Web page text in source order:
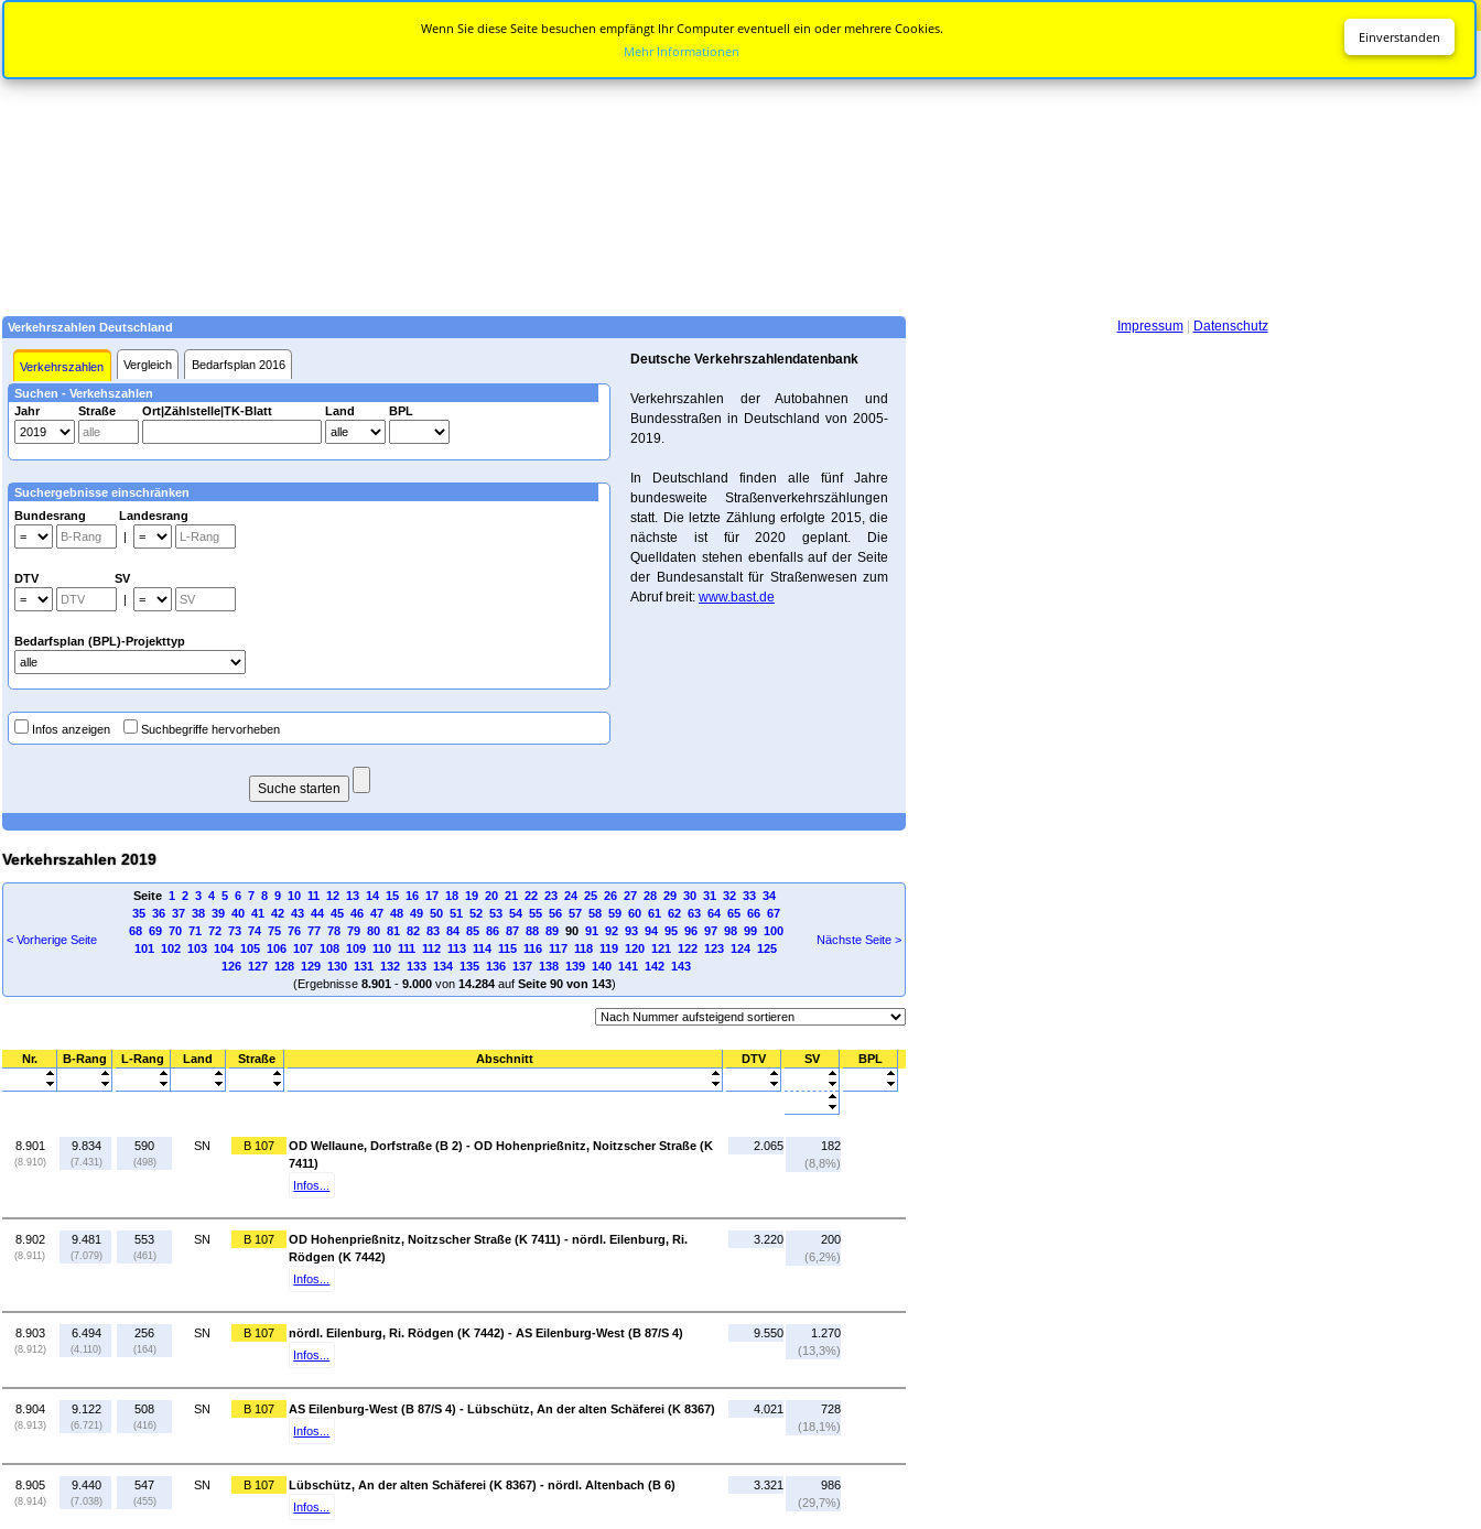
Verkehrszahlen Deutschland
Verkehrszahlen Vergleich Bedarfsplan 2016
Suchen - Verkehszahlen
Jahr
Straße Ort|Zählstelle|TK-Blatt Land BPL
Suchergebnisse einschränken
Bundesrang Landesrang
|
DTV SV
|
Bedarfsplan (BPL)-Projekttyp
Infos anzeigen Suchbegriffe hervorheben
Deutsche Verkehrszahlendatenbank
Verkehrszahlen der Autobahnen und
Bundesstraßen in Deutschland von 2005-
2019.
In Deutschland finden alle fünf Jahre
bundesweite Straßenverkehrszählungen
statt. Die letzte Zählung erfolgte 2015, die
nächste ist für 2020 geplant. Die
Quelldaten stehen ebenfalls auf der Seite
der Bundesanstalt für Straßenwesen zum
Abruf breit: www.bast.de
Verkehrszahlen 2019
< Vorherige Seite
Seite 1 2 3 4 5 6 7 8 9 10 11 12 13 14 15 16 17 18 19 20 21 22 23 24 25 26 27 28 29 30 31 32 33 34
35 36 37 38 39 40 41 42 43 44 45 46 47 48 49 50 51 52 53 54 55 56 57 58 59 60 61 62 63 64 65 66 67
68 69 70 71 72 73 74 75 76 77 78 79 80 81 82 83 84 85 86 87 88 8990 91 92 93 94 95 96 97 98 99 100
101 102 103 104 105 106 107 108 109 110 111 112 113 114 115 116 117 118 119 120 121 122 123 124 125
126 127 128 129 130 131 132 133 134 135 136 137 138 139 140 141 142 143
(Ergebnisse 8.901- 9.000von 14.284auf Seite 90 von 143)
Nächste Seite >
Nr. B-Rang L-Rang Land Straße Abschnitt DTV SV BPL
8.901
(8.910)
9.834
(7.431)
590
(498)
SN B 107
OD Wellaune, Dorfstraße (B 2) - OD Hohenprießnitz, Noitzscher Straße (K
7411)
Infos...
2.065
182
(8,8%)
8.902
(8.911)
9.481
(7.079)
553
(461)
SN B 107
OD Hohenprießnitz, Noitzscher Straße (K 7411) - nördl. Eilenburg, Ri.
Rödgen (K 7442)
Infos...
3.220
200
(6,2%)
8.903
(8.912)
6.494
(4.110)
256
(164)
SN B 107
nördl. Eilenburg, Ri. Rödgen (K 7442) - AS Eilenburg-West (B 87/S 4)
Infos...
9.550
1.270
(13,3%)
8.904
(8.913)
9.122
(6.721)
508
(416)
SN B 107
AS Eilenburg-West (B 87/S 4) - Lübschütz, An der alten Schäferei (K 8367)
Infos...
4.021
728
(18,1%)
8.905
(8.914)
9.440
(7.038)
547
(455)
SN B 107
Lübschütz, An der alten Schäferei (K 8367) - nördl. Altenbach (B 6)
Infos...
3.321
986
(29,7%)
Impressum| Datenschutz
Einverstanden
Wenn Sie diese Seite besuchen empfängt Ihr Computer eventuell ein oder mehrere Cookies.
Mehr Informationen